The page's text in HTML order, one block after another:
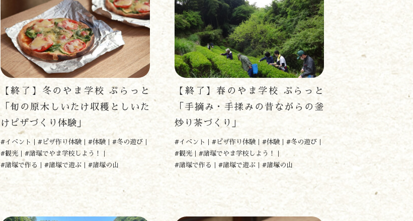
【終了】冬のやま学校 ぷらっと
「旬の原木しいたけ収穫としいた
けピザづくり体験」
#イベント #ピザ作り体験 #体験
#冬の遊び
#観光
#諸塚でやま学校しよう！
#諸塚で作る
#諸塚で遊ぶ #諸塚の山
【終了】春のやま学校 ぷらっと
「手摘み・手揉みの昔ながらの釜
炒り茶づくり」
#イベント #ピザ作り体験 #体験
#冬の遊び
#観光
#諸塚でやま学校しよう！
#諸塚で作る
#諸塚で遊ぶ #諸塚の山
買う
観る
やま学校
開花情報
紅葉情報
神楽情報
森の風の記憶
アクセス
お問い合わせ
0982-65-0178